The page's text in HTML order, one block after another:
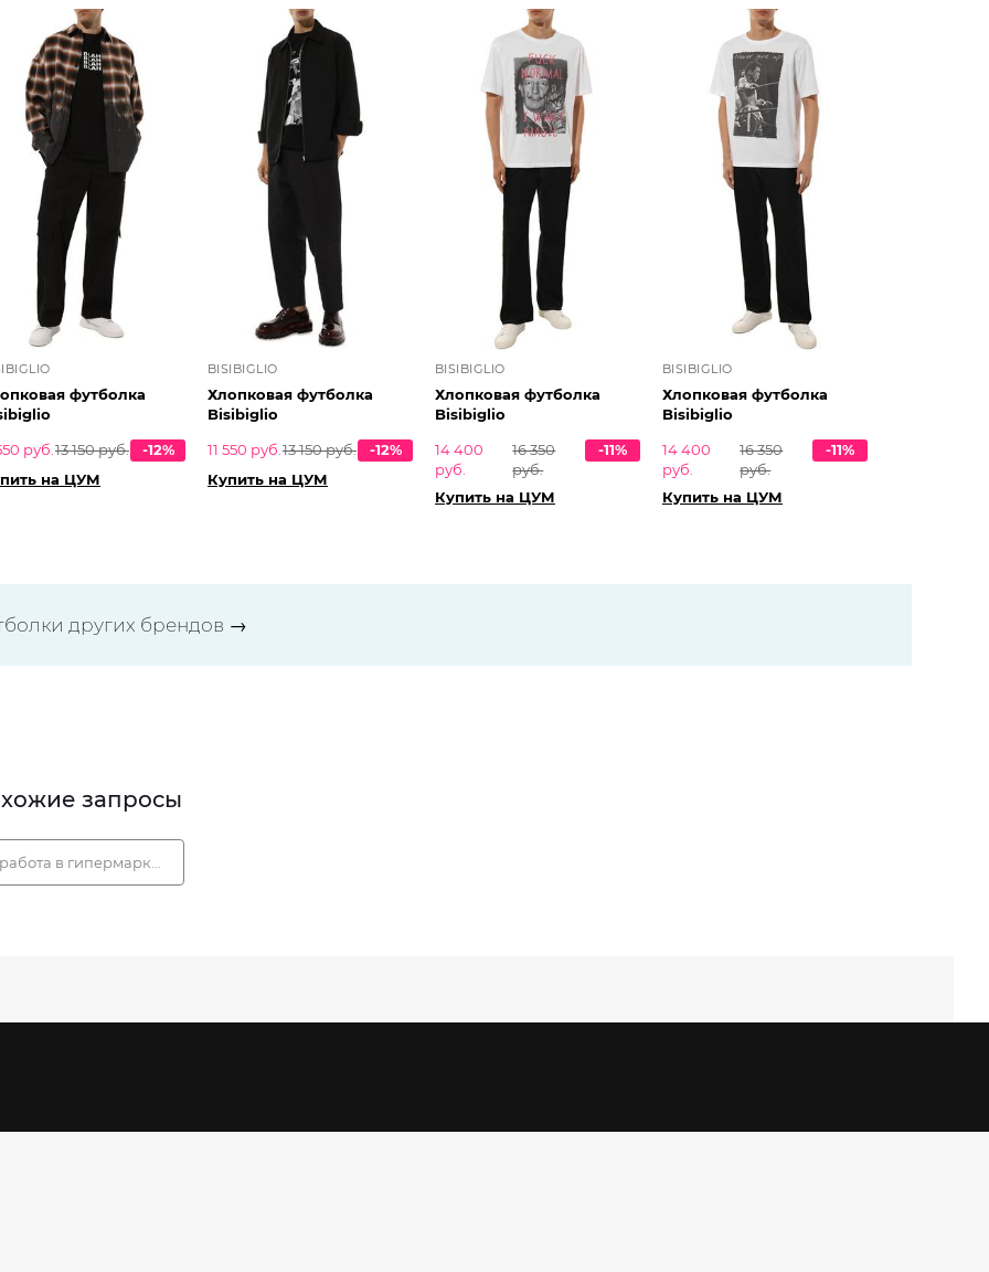
футболка
руб. 13 150 руб.
-12%
на ЦУМ
BISIBIGLIO
Хлопковая футболка
Bisibiglio
11 550 руб. 13 150 руб.
-12%
Купить на ЦУМ
BISIBIGLIO
Хлопковая футболка
Bisibiglio
14 400
руб.
16 350
руб.
-11%
Купить на ЦУМ
BISIBIGLIO
Хлопковая футболка
Bisibiglio
14 400
руб.
16 350
руб.
-11%
Купить на ЦУМ
других брендов →
запросы
в гипермаркет наш